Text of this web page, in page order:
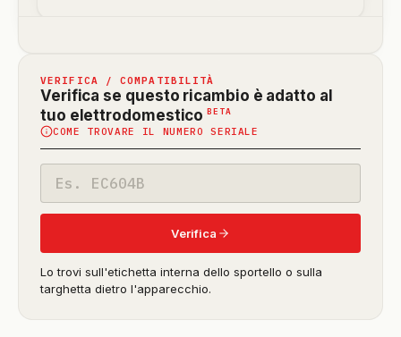
VERIFICA / COMPATIBILITÀ
Verifica se questo ricambio è adatto al
tuo elettrodomestico BETA
in
beta)
COME TROVARE IL NUMERO SERIALE
modello
Verifica
Lo trovi sull'etichetta interna dello sportello o sulla
targhetta dietro l'apparecchio.